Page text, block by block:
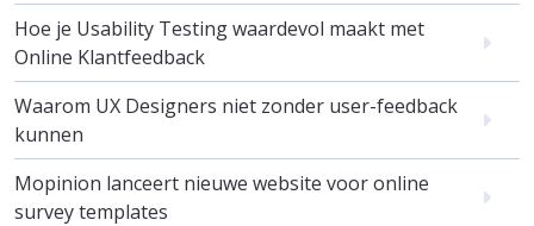
Hoe je Usability Testing waardevol maakt met
Online Klantfeedback
Waarom UX Designers niet zonder user-feedback
kunnen
Mopinion lanceert nieuwe website voor online
survey templates